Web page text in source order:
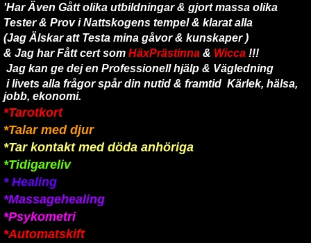
'Har Även Gått olika utbildningar & gjort massa olika
Tester & Prov i Nattskogens tempel & klarat alla
(Jag Älskar att Testa mina gåvor & kunskaper )
& Jag har Fått cert som HäxPrästinna & Wicca !!!
Jag kan ge dej en Professionell hjälp & Vägledning
i livets alla frågor spår din nutid & framtid Kärlek, hälsa,
jobb, ekonomi.
*Tarotkort
*Talar med djur
*Tar kontakt med döda anhöriga
*Tidigareliv
* Healing
*Massagehealing
*Psykometri
*Automatskift